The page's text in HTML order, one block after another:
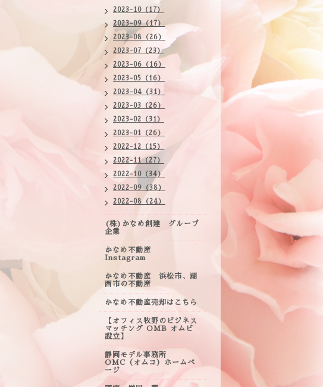
2023-10（17）
2023-09（17）
2023-08（26）
2023-07（23）
2023-06（16）
2023-05（16）
2023-04（31）
2023-03（26）
2023-02（31）
2023-01（26）
2022-12（15）
2022-11（27）
2022-10（34）
2022-09（38）
2022-08（24）
(株)かなめ創建 グループ
企業
かなめ不動産
Instagram
かなめ不動産 浜松市、湖
西市の不動産
かなめ不動産売却はこちら
【オフィス牧野のビジネス
マッチング OMB オムビ
設立】
静岡モデル事務所
OMC（オムコ）ホームペ
ージ